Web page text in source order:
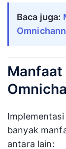
Baca juga:
banyak
antara lain: